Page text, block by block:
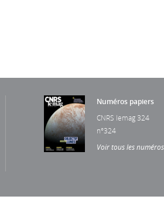
Numéros papiers
CNRS lemag 324
n°324
Voir tous les numéros